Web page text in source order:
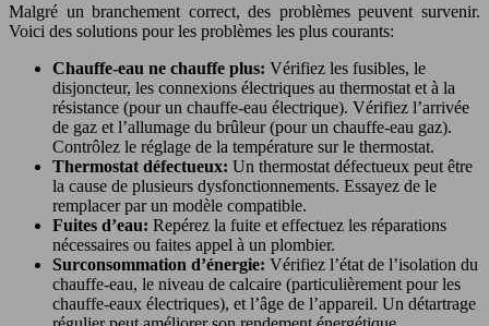
Malgré un branchement correct, des problèmes peuvent survenir.
Voici des solutions pour les problèmes les plus courants:
Chauffe-eau ne chauffe plus: Vérifiez les fusibles, le
disjoncteur, les connexions électriques au thermostat et à la
résistance (pour un chauffe-eau électrique). Vérifiez l’arrivée
de gaz et l’allumage du brûleur (pour un chauffe-eau gaz).
Contrôlez le réglage de la température sur le thermostat.
Thermostat défectueux: Un thermostat défectueux peut être
la cause de plusieurs dysfonctionnements. Essayez de le
remplacer par un modèle compatible.
Fuites d’eau: Repérez la fuite et effectuez les réparations
nécessaires ou faites appel à un plombier.
Surconsommation d’énergie: Vérifiez l’état de l’isolation du
chauffe-eau, le niveau de calcaire (particulièrement pour les
chauffe-eaux électriques), et l’âge de l’appareil. Un détartrage